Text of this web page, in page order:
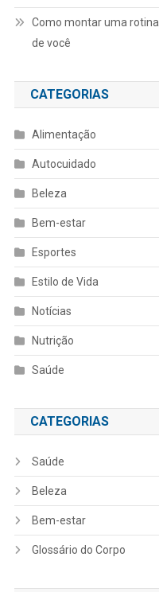
Como montar uma
de você
CATEGORIAS
Alimentação
Autocuidado
Beleza
Bem-estar
Esportes
Estilo de Vida
Notícias
Nutrição
Saúde
CATEGORIAS
Saúde
Beleza
Bem-estar
Glossário do Corpo